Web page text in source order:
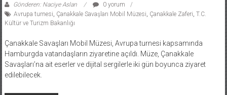
Gönderen: Naciye Aslan
0 yorum
Avrupa turnesi Çanakkale Savaşları Mobil Müzesi Çanakkale Zaferi T.C.
Kültür ve Turizm Bakanlığı
Çanakkale Savaşları Mobil Müzesi, Avrupa turnesi kapsamında
Hamburgda vatandaşların ziyaretine açıldı. Müze, Çanakkale
Savaşları’na ait eserler ve dijital sergilerle iki gün boyunca ziyaret
edilebilecek.